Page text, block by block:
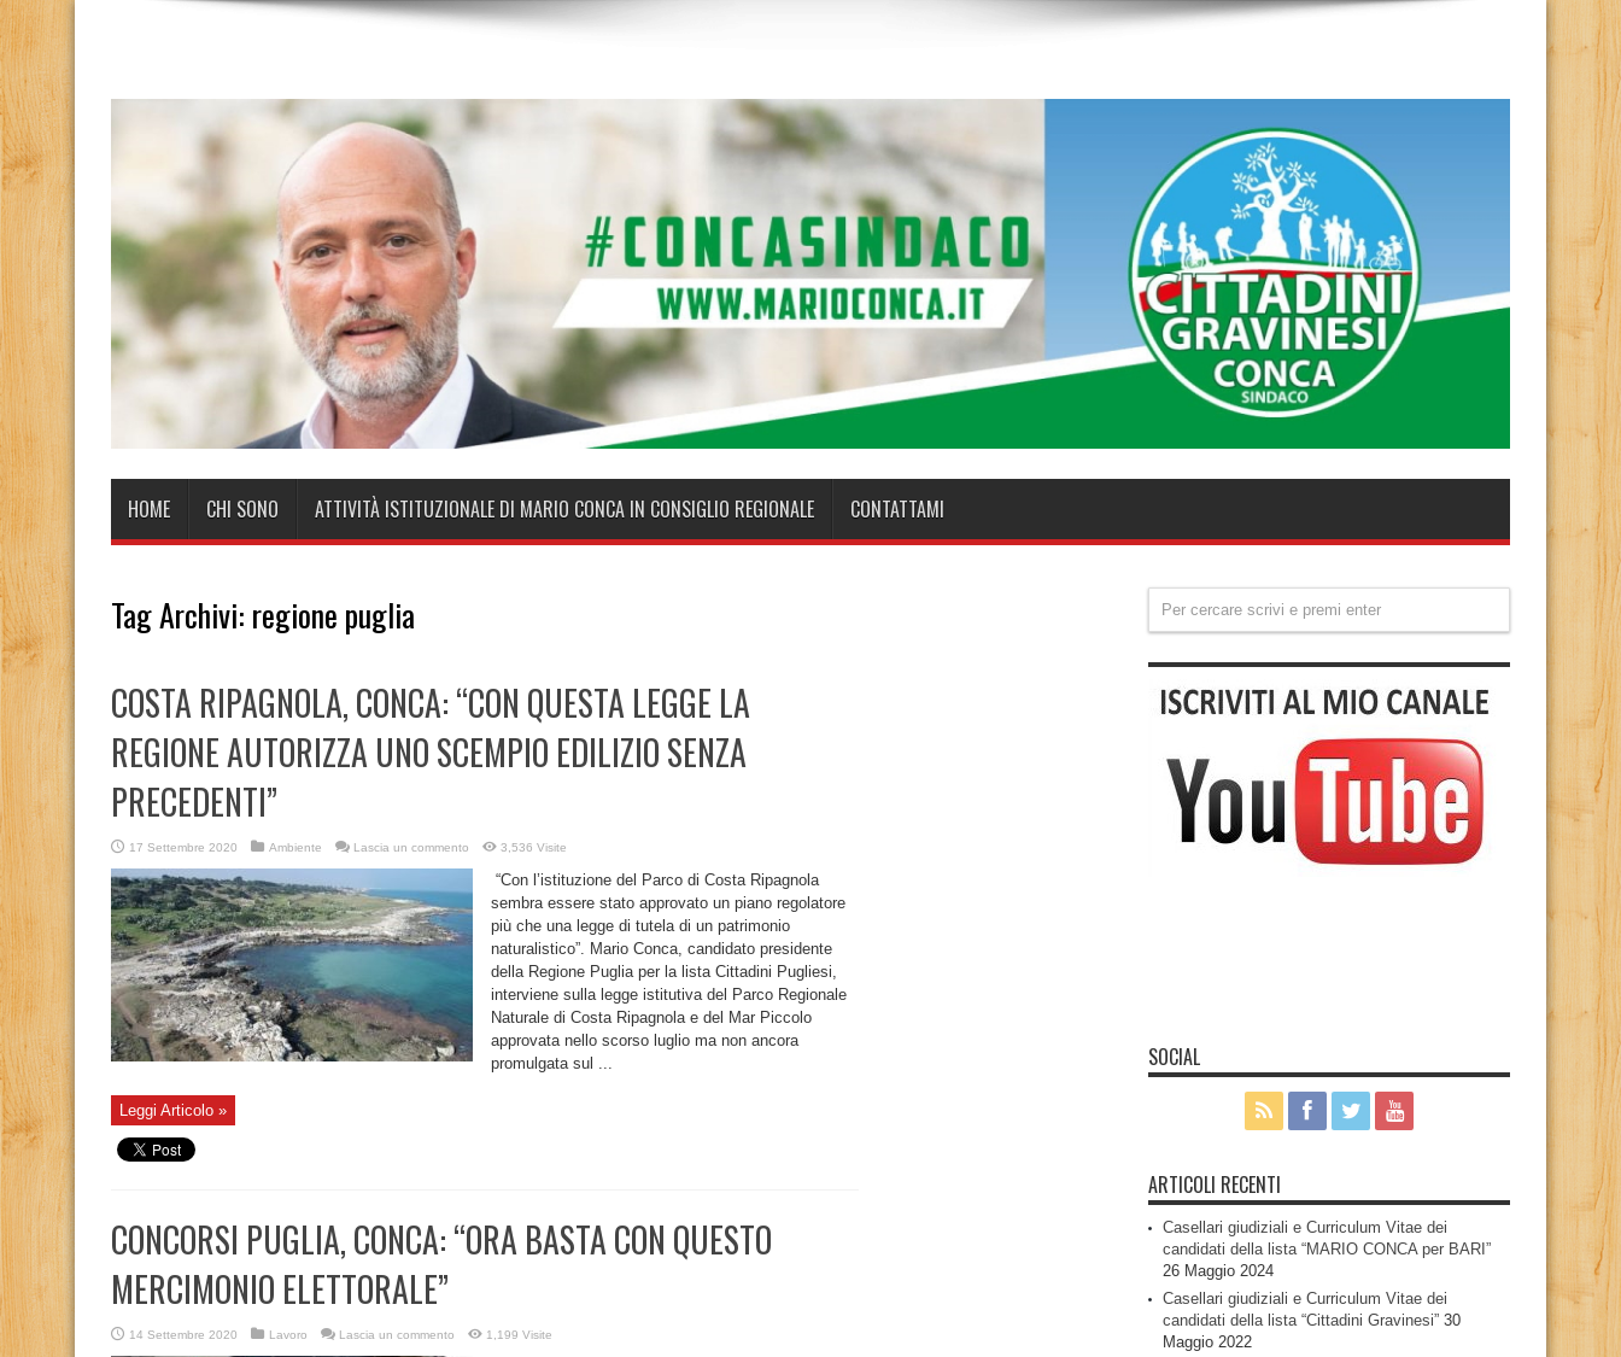
HOME CHI SONO ATTIVITÀ ISTITUZIONALE DI MARIO CONCA IN CONSIGLIO REGIONALE CONTATTAMI
Tag Archivi: regione puglia
COSTA RIPAGNOLA, CONCA: “CON QUESTA LEGGE LA
REGIONE AUTORIZZA UNO SCEMPIO EDILIZIO SENZA
PRECEDENTI”
17 Settembre 2020 Ambiente Lascia un commento 3,536 Visite
“Con l’istituzione del Parco di Costa Ripagnola
sembra essere stato approvato un piano regolatore
più che una legge di tutela di un patrimonio
naturalistico”. Mario Conca, candidato presidente
della Regione Puglia per la lista Cittadini Pugliesi,
interviene sulla legge istitutiva del Parco Regionale
Naturale di Costa Ripagnola e del Mar Piccolo
approvata nello scorso luglio ma non ancora
promulgata sul ...
Leggi Articolo »
CONCORSI PUGLIA, CONCA: “ORA BASTA CON QUESTO
MERCIMONIO ELETTORALE”
14 Settembre 2020 Lavoro Lascia un commento 1,199 Visite
SOCIAL
ARTICOLI RECENTI
Casellari giudiziali e Curriculum Vitae dei
candidati della lista “MARIO CONCA per BARI”
26 Maggio 2024
Casellari giudiziali e Curriculum Vitae dei
candidati della lista “Cittadini Gravinesi” 30
Maggio 2022